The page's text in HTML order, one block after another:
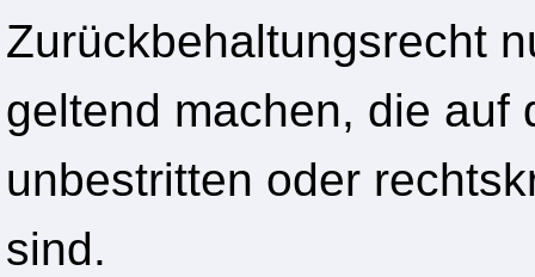
Zurückbehaltungsrecht
geltend machen, die auf
unbestritten oder
sind.